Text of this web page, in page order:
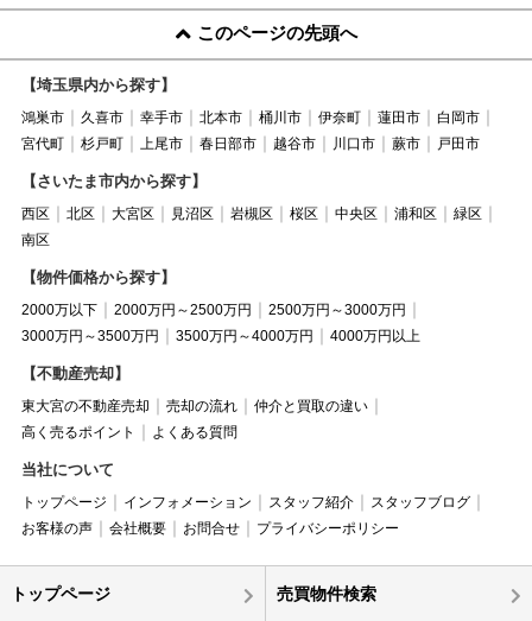
このページの先頭へ
【埼玉県内から探す】
鴻巣市 久喜市 幸手市 北本市 桶川市 伊奈町 蓮田市
白岡市
宮代町
杉戸町 上尾市 春日部市 越谷市 川口市 蕨市 戸田市
【さいたま市内から探す】
西区 北区 大宮区 見沼区 岩槻区 桜区 中央区 浦和区
緑区
南区
【物件価格から探す】
2000万以下 2000万円～2500万円
2500万円～3000万円
3000万円～3500万円
3500万円～4000万円 4000万円以上
【不動産売却】
東大宮の不動産売却 売却の流れ
仲介と買取の違い
高く売るポイント
よくある質問
当社について
トップページ インフォメーション スタッフ紹介
スタッフブログ
お客様の声
会社概要 お問合せ プライバシーポリシー
トップページ 売買物件検索